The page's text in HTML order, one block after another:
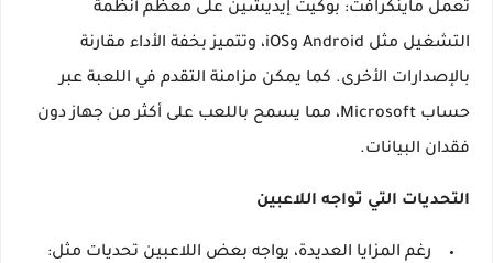
تعمل ماينكرافت: بوكيت إيديشين على معظم أنظمة
التشغيل مثل Android وiOS، وتتميز بخفة الأداء مقارنة
بالإصدارات الأخرى. كما يمكن مزامنة التقدم في اللعبة عبر
حساب Microsoft، مما يسمح باللعب على أكثر من جهاز دون
فقدان البيانات.
التحديات التي تواجه اللاعبين
رغم المزايا العديدة، يواجه بعض اللاعبين تحديات مثل: